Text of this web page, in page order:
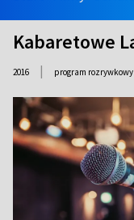
Kabaretowe
2016 | program rozrywkowy